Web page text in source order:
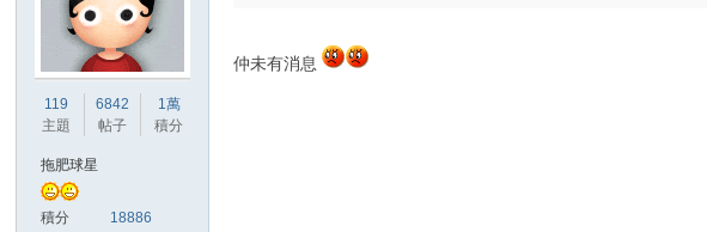
119
主題
6842
帖子
1萬
積分
拖肥球星
積分 18886
仲未有消息